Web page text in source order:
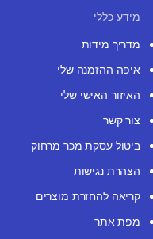
מידע כללי
מדריך מידות
איפה ההזמנה שלי
האיזור האישי שלי
צור קשר
ביטול עסקת מכר מרחוק
הצהרת נגישות
קריאה להחזרת מוצרים
מפת אתר